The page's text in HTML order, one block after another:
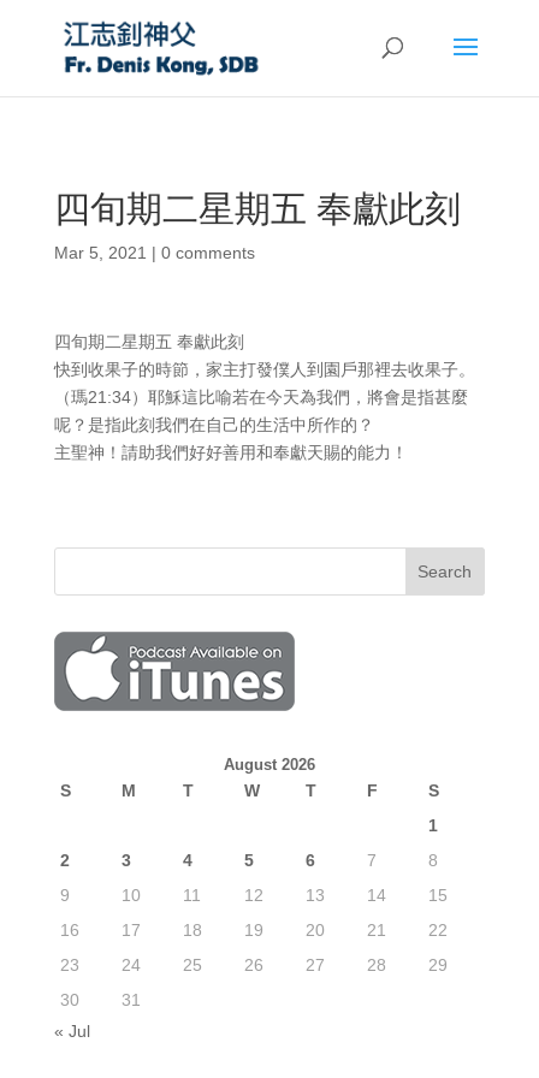
四旬期二星期五 奉獻此刻
Mar 5, 2021 | 0 comments
四旬期二星期五 奉獻此刻
快到收果子的時節，家主打發僕人到園戶那裡去收果子。
（瑪21:34）耶穌這比喻若在今天為我們，將會是指甚麼
呢？是指此刻我們在自己的生活中所作的？
主聖神！請助我們好好善用和奉獻天賜的能力！
August 2026
S M T W T F
S
1
2
3 4 5 6 7
8
9
10 11 12 13 14
15
16
17 18 19 20 21
22
23
24 25 26 27 28
29
30
31
« Jul